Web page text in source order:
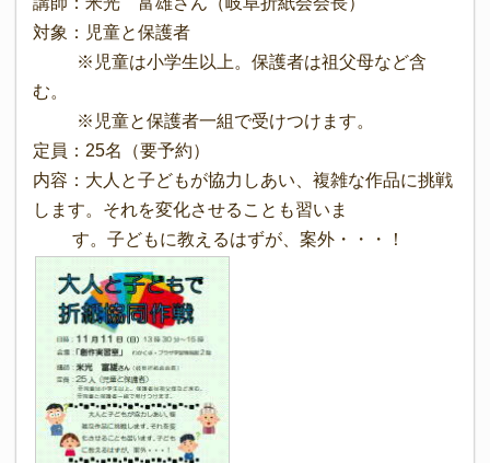
対象：児童と保護者
※児童は小学生以上。保護者は祖父母など含
む。
※児童と保護者一組で受けつけます。
定員：25名（要予約）
内容：大人と子どもが協力しあい、複雑な作品に挑戦
します。それを変化させることも習いま
す。子どもに教えるはずが、案外・・・！